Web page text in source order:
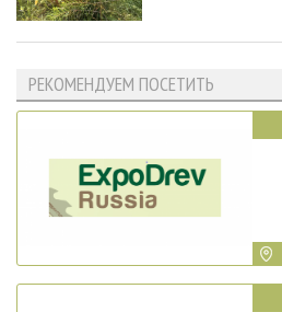
РЕКОМЕНДУЕМ ПОСЕТИТЬ